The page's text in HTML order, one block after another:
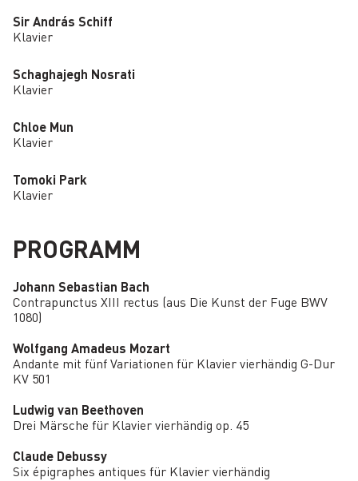
Sir András Schiff
Klavier
Schaghajegh Nosrati
Klavier
Chloe Mun
Klavier
Tomoki Park
Klavier
PROGRAMM
Johann Sebastian Bach
Contrapunctus XIII rectus (aus Die Kunst der Fuge BWV
1080)
Wolfgang Amadeus Mozart
Andante mit fünf Variationen für Klavier vierhändig G-Dur
KV 501
Ludwig van Beethoven
Drei Märsche für Klavier vierhändig op. 45
Claude Debussy
Six épigraphes antiques für Klavier vierhändig